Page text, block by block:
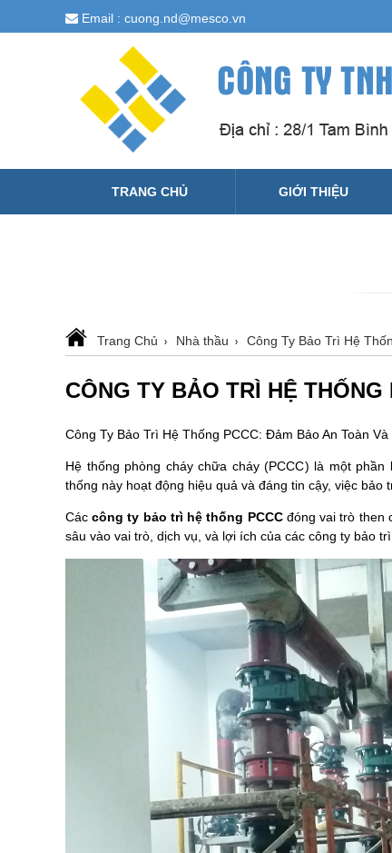
Email : cuong.nd@mesco.vn
TRANG CHỦ GIỚI THIỆU
Trang Chủ Nhà thầu Công Ty Bảo Trì Hệ
CÔNG TY BẢO TRÌ HỆ THỐNG
Công Ty Bảo Trì Hệ Thống PCCC: Đảm Bảo An Toàn
Hệ thống phòng cháy chữa cháy (PCCC) là một
thống này hoạt động hiệu quả và đáng tin cậy, việc bảo
Cáccông ty bảo trì hệ thống PCCCđóng vai trò then
sâu vào vai trò, dịch vụ, và lợi ích của các công ty bảo trì